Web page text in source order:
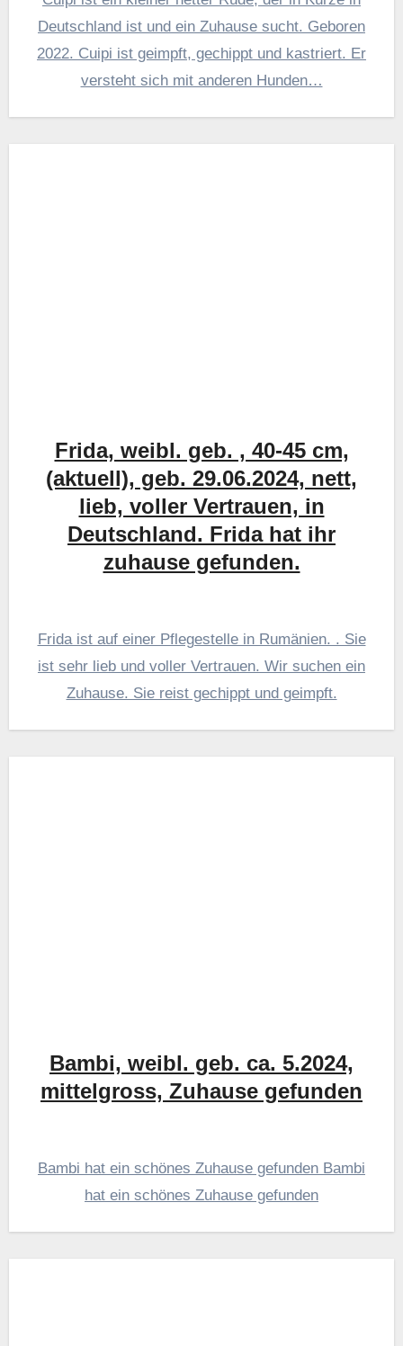
Deutschland ist und ein Zuhause sucht. Geboren
2022. Cuipi ist geimpft, gechippt und kastriert. Er
versteht sich mit anderen Hunden…
Frida, weibl. geb. , 40-45 cm,
(aktuell), geb. 29.06.2024, nett,
lieb, voller Vertrauen, in
Deutschland. Frida hat ihr
zuhause gefunden.
Frida ist auf einer Pflegestelle in Rumänien. . Sie
ist sehr lieb und voller Vertrauen. Wir suchen ein
Zuhause. Sie reist gechippt und geimpft.
Bambi, weibl. geb. ca. 5.2024,
mittelgross, Zuhause gefunden
Bambi hat ein schönes Zuhause gefunden Bambi
hat ein schönes Zuhause gefunden